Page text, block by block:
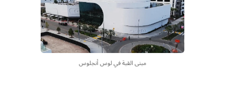
مبنى القبة في لوس أنجلوس